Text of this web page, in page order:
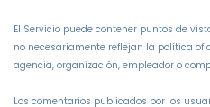
El Servicio puede contener puntos de
no necesariamente reflejan la política
agencia, organización, empleador o
Los comentarios publicados por los